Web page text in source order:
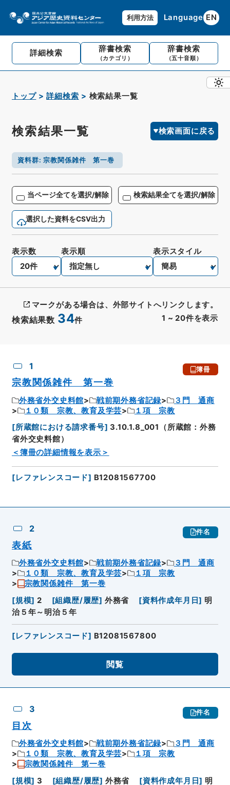
利用方法 Language EN
詳細検索 辞書検索
（カテゴリ）
辞書検索
（五十音順）
トップ 詳細検索 検索結果一覧
検索結果一覧 検索画面に戻る
資料群: 宗教関係雑件 第一巻
当ページ全てを選択/解除 検索結果全てを選択/解除
選択した資料をCSV出力
検索結果数 34件 1 ~ 20件を表示
表示数 表示順 表示スタイル
マークがある場合は、外部サイトへリンクします。
1 簿冊
宗教関係雑件 第一巻
外務省外交史料館 戦前期外務省記録
３門 通商
１０類 宗教、教育及学芸
１項 宗教
[所蔵館における請求番号] 3.10.1.8_001（所蔵館：外務
省外交史料館）
＜簿冊の詳細情報を表示＞
[レファレンスコード] B12081567700
2 件名
表紙
外務省外交史料館 戦前期外務省記録
３門 通商
１０類 宗教、教育及学芸
１項 宗教
宗教関係雑件 第一巻
[規模] 2 [組織歴/履歴] 外務省 [資料作成年月日] 明
治５年～明治５年
[レファレンスコード] B12081567800
閲覧
3 件名
目次
外務省外交史料館 戦前期外務省記録
３門 通商
１０類 宗教、教育及学芸
１項 宗教
宗教関係雑件 第一巻
[規模] 3 [組織歴/履歴] 外務省 [資料作成年月日] 明